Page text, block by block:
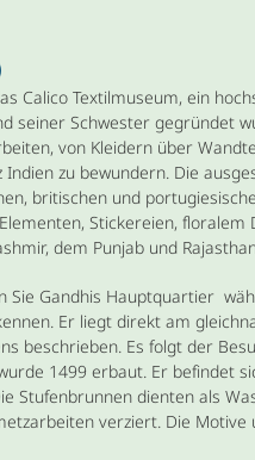
Calico Textilmuseum, ein
seiner Schwester gegründet
von Kleidern über
Indien zu bewundern. Die
britischen und
Stickereien,
dem Punjab und
Sie Gandhis Hauptquartier
Er liegt direkt am
beschrieben. Es folgt der
1499 erbaut. Er befindet
Stufenbrunnen dienten als
verziert. Die